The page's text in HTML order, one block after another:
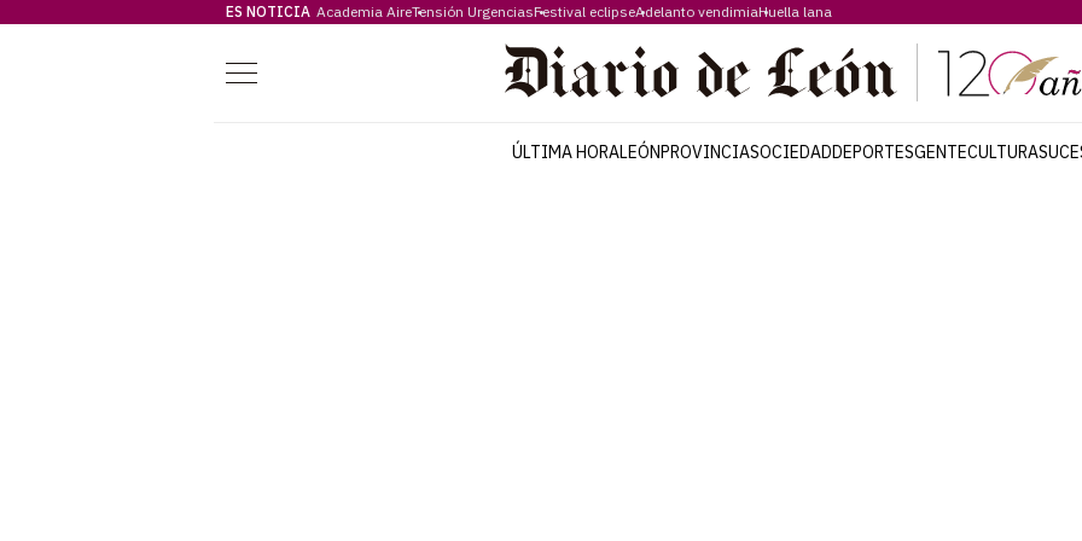
ES NOTICIA Academia AireTensión UrgenciasFestival eclipseAdelanto vendimiaHuella lana
Menú
ÚLTIMA HORALEÓNPROVINCIASOCIEDADDEPORTESGENTECULTURA